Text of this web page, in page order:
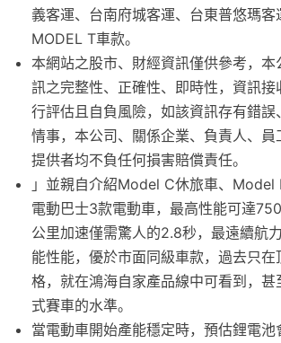
義客運、台南府城客運、台東普悠瑪客
MODEL T車款。
本網站之股市、財經資訊僅供參考，本
訊之完整性、正確性、即時性，資訊接
行評估且自負風險，如該資訊存有錯誤
情事，本公司、關係企業、負責人、員
提供者均不負任何損害賠償責任。
」並親自介紹Model C休旅車、
電動巴士3款電動車，最高性能可達
公里加速僅需驚人的2.8秒，最遠續航
能性能，優於市面同級車款，過去只在
格，就在鴻海自家產品線中可看到，甚
式賽車的水準。
當電動車開始產能穩定時，預估鋰電